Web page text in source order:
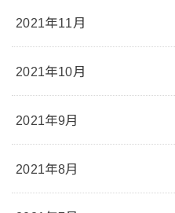
2021年11月
2021年10月
2021年9月
2021年8月